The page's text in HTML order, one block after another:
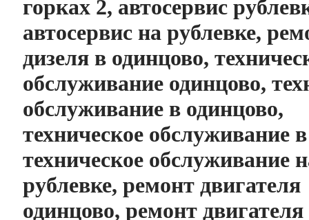
горках 2, автосервис
автосервис на рублевке,
дизеля в одинцово,
обслуживание одинцово,
обслуживание в одинцово,
техническое обслуживание
техническое обслуживание
рублевке, ремонт двигателя
одинцово, ремонт двигателя